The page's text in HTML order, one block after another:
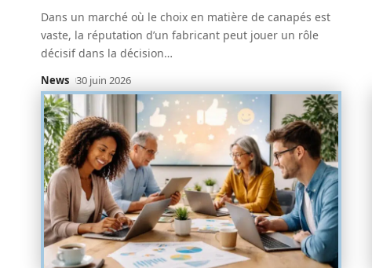
Dans un marché où le choix en matière de canapés est
vaste, la réputation d’un fabricant peut jouer un rôle
décisif dans la décision…
News 30 juin 2026